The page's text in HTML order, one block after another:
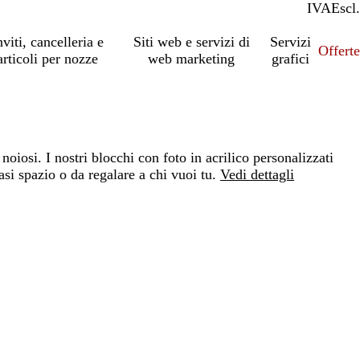
IVAIncl.
Escl.
cancelleria e
per nozze
Siti web e servizi di
web marketing
Servizi
grafici
Offerte
I nostri blocchi con foto in acrilico personalizzati
spazio o da regalare a chi vuoi tu. Vedi dettagli